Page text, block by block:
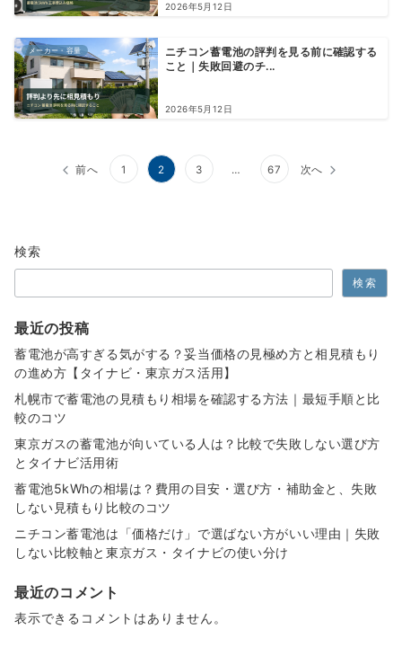
2026年5月12日
メーカー・容量
ニチコン蓄電池の評判を見る前に確認する
こと｜失敗回避のチ...
2026年5月12日
前へ 1 2 3 … 67 次へ
検索
検索
最近の投稿
蓄電池が高すぎる気がする？妥当価格の見極め方と相見積もり
の進め方【タイナビ・東京ガス活用】
札幌市で蓄電池の見積もり相場を確認する方法｜最短手順と比
較のコツ
東京ガスの蓄電池が向いている人は？比較で失敗しない選び方
とタイナビ活用術
蓄電池5kWhの相場は？費用の目安・選び方・補助金と、失敗
しない見積もり比較のコツ
ニチコン蓄電池は「価格だけ」で選ばない方がいい理由｜失敗
しない比較軸と東京ガス・タイナビの使い分け
最近のコメント
表示できるコメントはありません。